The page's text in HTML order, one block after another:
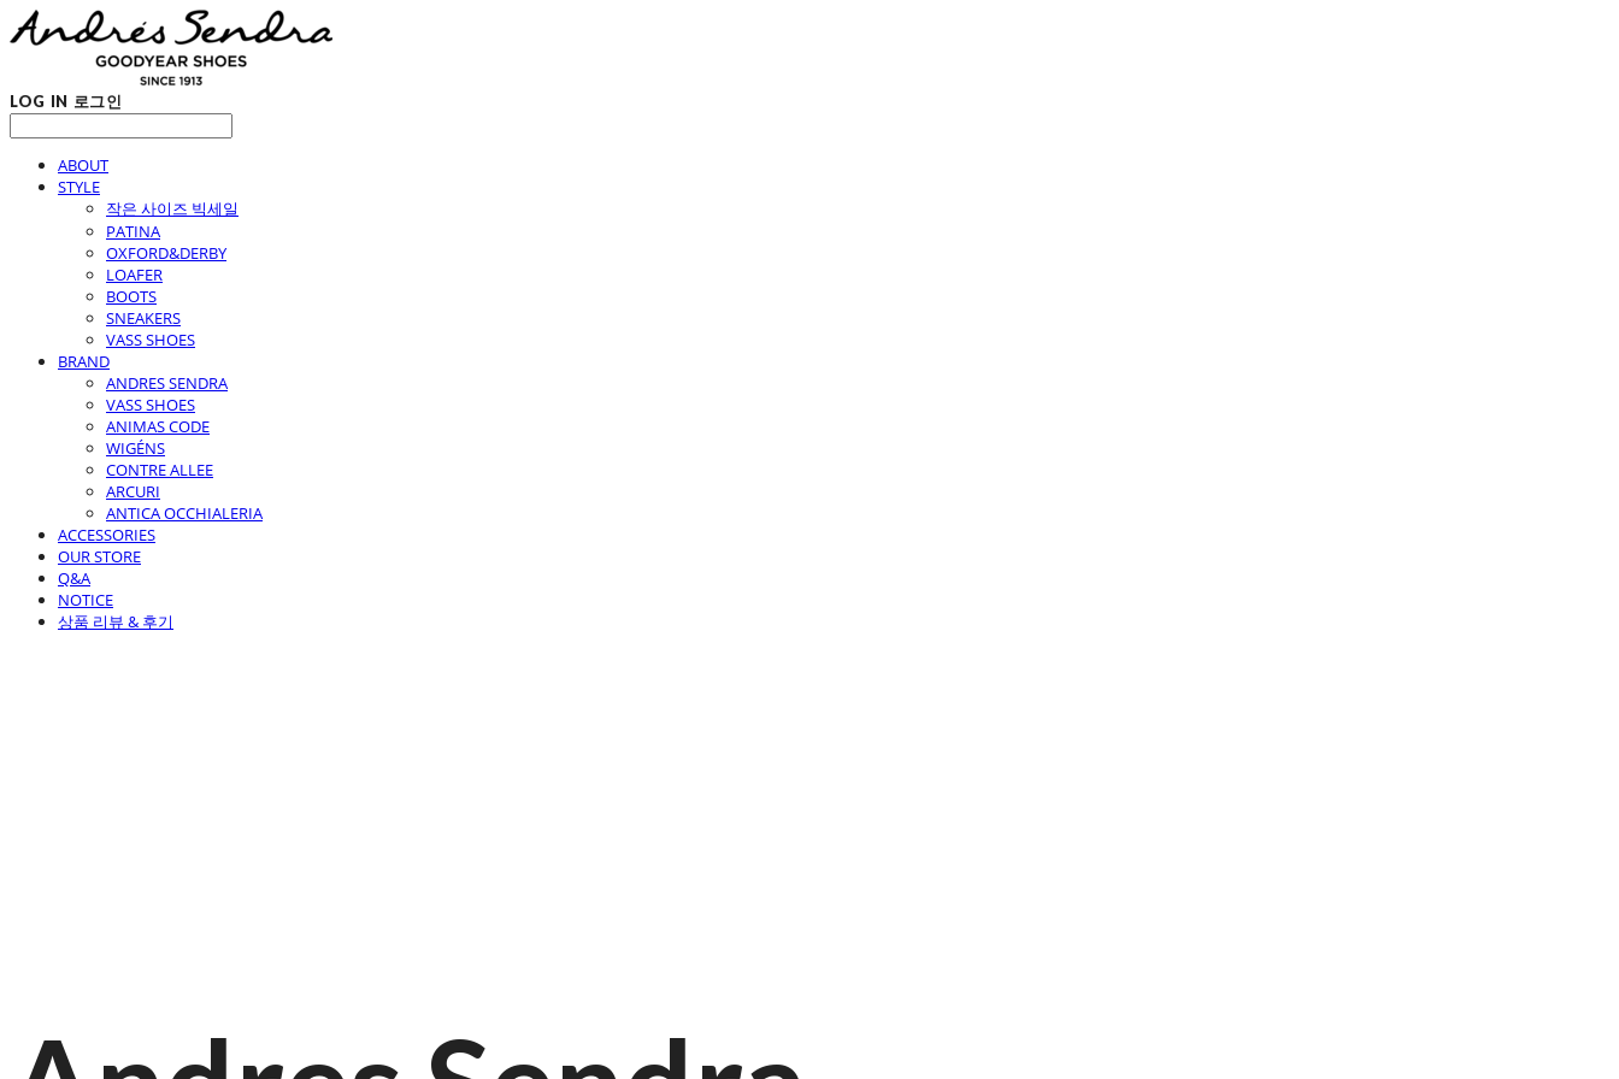
LOG IN 로그인
ABOUT
STYLE
작은 사이즈 빅세일
PATINA
OXFORD&DERBY
LOAFER
BOOTS
SNEAKERS
VASS SHOES
BRAND
ANDRES SENDRA
VASS SHOES
ANIMAS CODE
WIGÉNS
CONTRE ALLEE
ARCURI
ANTICA OCCHIALERIA
ACCESSORIES
OUR STORE
Q&A
NOTICE
상품 리뷰 & 후기